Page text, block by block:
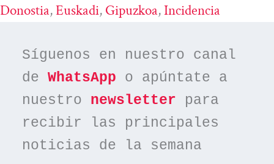
Donostia, Euskadi, Gipuzkoa, Incidencia
Síguenos en nuestro canal
de WhatsApp o apúntate a
nuestro newsletter para
recibir las principales
noticias de la semana